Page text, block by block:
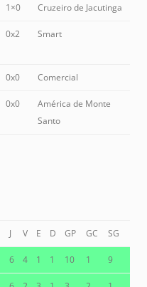
1×0 Cruzeiro de Jacutinga
0x2 Smart
0x0 Comercial
0x0
América de Monte
Santo
J V E D GP GC SG
6 4 1 1 10 1 9